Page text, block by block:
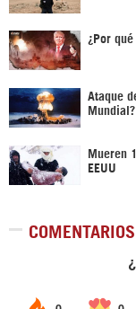
¿Por
Ataque
Mundial?
Mueren
EEUU
COMENTARIOS